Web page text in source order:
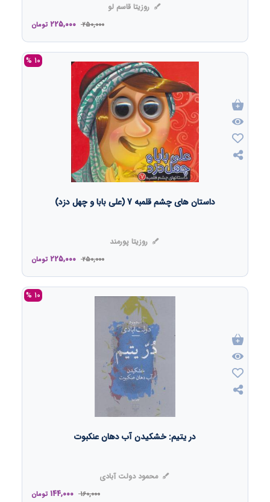
روزیتا قاسم لو
250,000
225,000 تومان
10 %
داستان های چشم قلمبه 7 (علی بابا و چهل دزد)
روزیتا پورمند
250,000
225,000 تومان
10 %
در یتیم: خشکیدن آب دهان عنکبوت
محمود دولت آبادی
160,000
144,000 تومان